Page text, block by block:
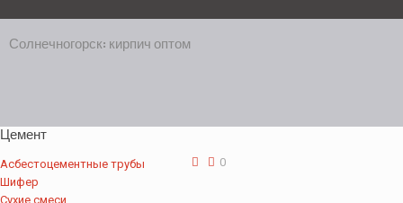
Солнечногорск: кирпич оптом
0
Цемент
Асбестоцементные трубы
Шифер
Сухие смеси